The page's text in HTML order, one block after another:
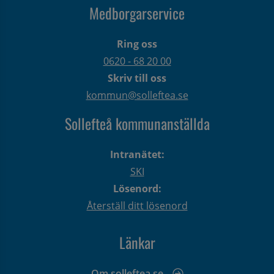
Medborgarservice
Ring oss
0620 - 68 20 00
Skriv till oss
kommun@solleftea.se
Sollefteå kommunanställda
Intranätet:
SKI
Lösenord:
Återställ ditt lösenord
Länkar